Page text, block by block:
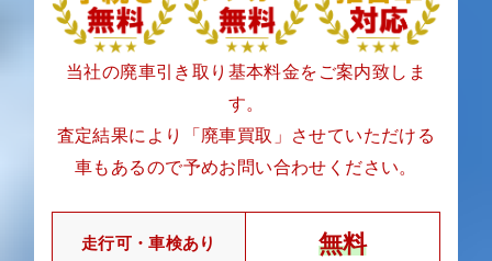
当社の廃車引き取り基本料金をご案内致しま
す。
査定結果により「廃車買取」させていただける
車もあるので予めお問い合わせください。
走行可・車検あり 無料